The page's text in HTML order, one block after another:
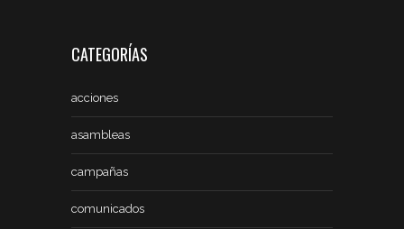
CATEGORÍAS
acciones
asambleas
campañas
comunicados